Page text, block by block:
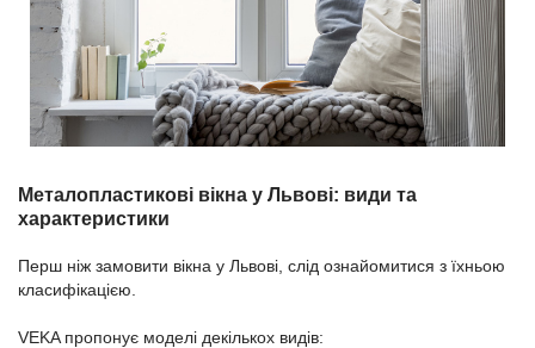
Металопластикові вікна у Львові: види та
характеристики
Перш ніж замовити вікна у Львові, слід ознайомитися з їхньою
класифікацією.
VEKA пропонує моделі декількох видів: